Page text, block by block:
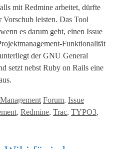
mit Redmine arbeitet, dürfte
Vorschub leisten. Das Tool
es darum geht, einen Issue
Funktionalität
der GNU General
setzt nebst Ruby on Rails eine
Tags
Forum, Issue
, Redmine, Trac, TYPO3,